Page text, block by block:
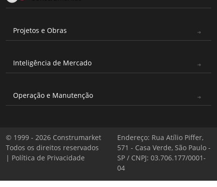
Projetos e Obras
Inteligência de Mercado
Operação e Manutenção
© 1999 - 2026 Construmarket
Todos os direitos reservados
| Política de Privacidade
Endereço: Rua Atílio Piffer,
571 - Casa Verde, São Paulo -
SP / CNPJ: 03.706.177/0001-
04